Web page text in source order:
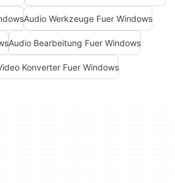
Audio Werkzeuge Fuer Windows
Audio Bearbeitung Fuer Windows
Konverter Fuer Windows